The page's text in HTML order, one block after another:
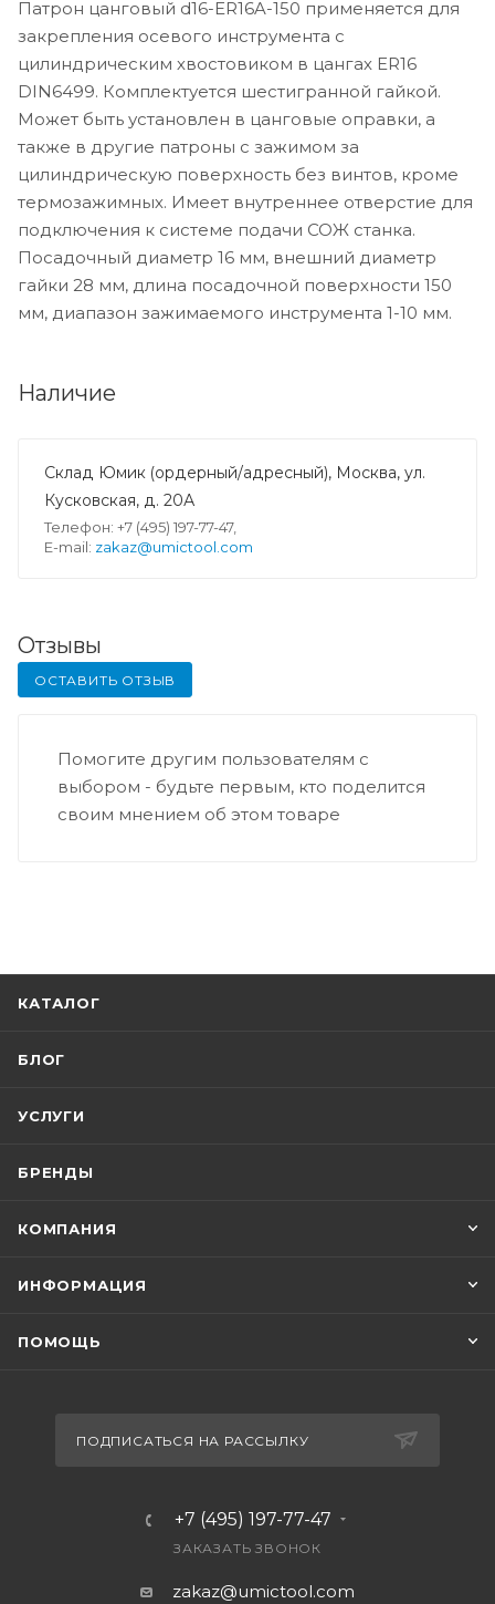
Патрон цанговый d16-ER16A-150 применяется для
закрепления осевого инструмента с
цилиндрическим хвостовиком в цангах ER16
DIN6499. Комплектуется шестигранной гайкой.
Может быть установлен в цанговые оправки, а
также в другие патроны с зажимом за
цилиндрическую поверхность без винтов, кроме
термозажимных. Имеет внутреннее отверстие для
подключения к системе подачи СОЖ станка.
Посадочный диаметр 16 мм, внешний диаметр
гайки 28 мм, длина посадочной поверхности 150
мм, диапазон зажимаемого инструмента 1-10 мм.
Наличие
Склад Юмик (ордерный/адресный), Москва, ул.
Кусковская, д. 20А
Телефон: +7 (495) 197-77-47,
E-mail: zakaz@umictool.com
Отзывы
ОСТАВИТЬ ОТЗЫВ
Помогите другим пользователям с
выбором - будьте первым, кто поделится
своим мнением об этом товаре
КАТАЛОГ
БЛОГ
УСЛУГИ
БРЕНДЫ
КОМПАНИЯ
ИНФОРМАЦИЯ
ПОМОЩЬ
ПОДПИСАТЬСЯ НА РАССЫЛКУ
+7 (495) 197-77-47
ЗАКАЗАТЬ ЗВОНОК
zakaz@umictool.com